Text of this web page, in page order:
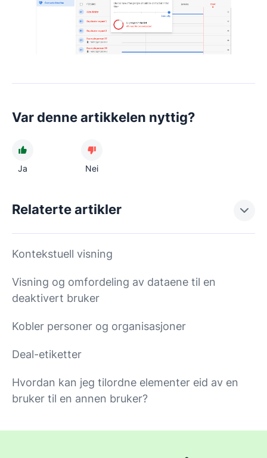
Var denne artikkelen nyttig?
Ja Nei
Relaterte artikler
Kontekstuell visning
Visning og omfordeling av dataene til en
deaktivert bruker
Kobler personer og organisasjoner
Deal-etiketter
Hvordan kan jeg tilordne elementer eid av en
bruker til en annen bruker?